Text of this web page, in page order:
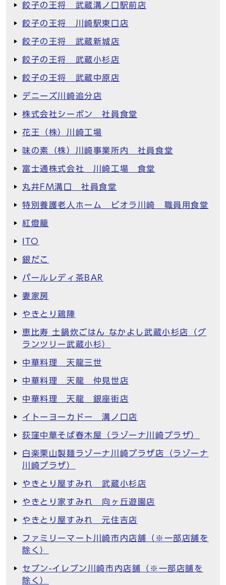
餃子の王将 武蔵溝ノ口駅前店
餃子の王将 川崎駅東口店
餃子の王将 武蔵新城店
餃子の王将 武蔵小杉店
餃子の王将 武蔵中原店
デニーズ川崎追分店
株式会社シーボン 社員食堂
花王（株）川崎工場
味の素（株）川崎事業所内 社員食堂
富士通株式会社 川崎工場 食堂
丸井FM溝口 社員食堂
特別養護老人ホーム ビオラ川崎 職員用食堂
紅燈籠
ITO
銀だこ
パールレディ茶BAR
妻家房
やきとり鶏陣
恵比寿 土鍋炊ごはん なかよし武蔵小杉店（グ
ランツリー武蔵小杉）
中華料理 天龍三世
中華料理 天龍 仲見世店
中華料理 天龍 銀座街店
イトーヨーカドー 溝ノ口店
荻窪中華そば春木屋（ラゾーナ川崎プラザ）
白楽栗山製麺ラゾーナ川崎プラザ店（ラゾーナ
川崎プラザ）
やきとり屋すみれ 武蔵小杉店
やきとり家すみれ 向ヶ丘遊園店
やきとり屋すみれ 元住吉店
ファミリーマート川崎市内店舗（※一部店舗を
除く）
セブン-イレブン川崎市内店舗（※一部店舗を
除く）